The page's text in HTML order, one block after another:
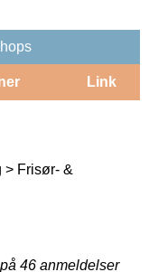
Link
> Frisør- &
46 anmeldelser